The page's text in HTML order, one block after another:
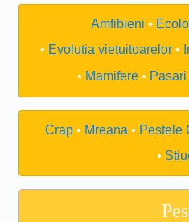
Amfibieni
Evolutia vietuitoarelor
Mamifere
Pasari
Crap Mreana Pestele